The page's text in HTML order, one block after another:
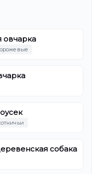
овчарка
собака